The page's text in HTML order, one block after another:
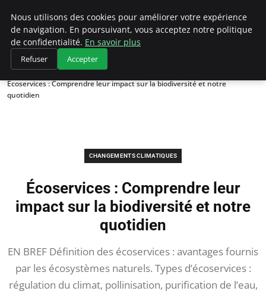
Climategatecountryclub.com
Accueil
Changements climatiques
Écoservices : Comprendre leur impact sur la biodiversité et notre
quotidien
CHANGEMENTS CLIMATIQUES
Écoservices : Comprendre leur
impact sur la biodiversité et notre
quotidien
EN BREF Définition des écoservices : avantages fournis
par les écosystèmes naturels. Types d’écoservices :
régulation du climat, pollinisation, purification de l’eau,
Nous utilisons des cookies pour améliorer votre expérience
de navigation. En poursuivant, vous acceptez notre politique
de confidentialité. En savoir plus
Refuser Accepter